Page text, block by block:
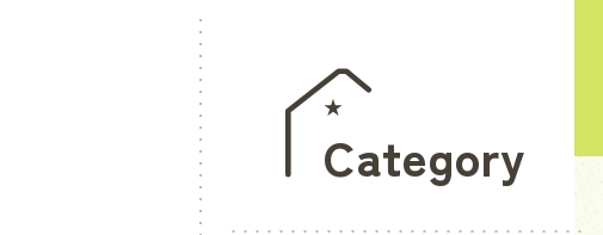
Category